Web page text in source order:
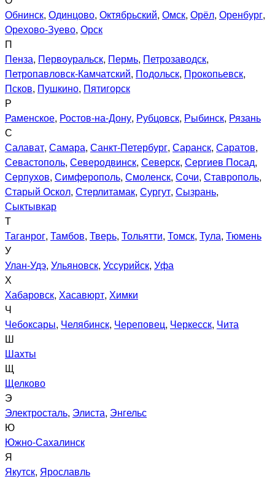
Обнинск, Одинцово, Октябрьский, Омск, Орёл, Оренбург,
Орехово-Зуево, Орск
П
Пенза, Первоуральск, Пермь, Петрозаводск,
Петропавловск-Камчатский, Подольск, Прокопьевск,
Псков, Пушкино, Пятигорск
Р
Раменское, Ростов-на-Дону, Рубцовск, Рыбинск, Рязань
С
Салават, Самара, Санкт-Петербург, Саранск, Саратов,
Севастополь, Северодвинск, Северск, Сергиев Посад,
Серпухов, Симферополь, Смоленск, Сочи, Ставрополь,
Старый Оскол, Стерлитамак, Сургут, Сызрань,
Сыктывкар
Т
Таганрог, Тамбов, Тверь, Тольятти, Томск, Тула, Тюмень
У
Улан-Удэ, Ульяновск, Уссурийск, Уфа
Х
Хабаровск, Хасавюрт, Химки
Ч
Чебоксары, Челябинск, Череповец, Черкесск, Чита
Ш
Шахты
Щ
Щелково
Э
Электросталь, Элиста, Энгельс
Ю
Южно-Сахалинск
Я
Якутск, Ярославль